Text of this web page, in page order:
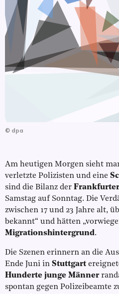
© dpa
Am heutigen Morgen sieht
verletzte Polizisten und eine
sind die Bilanz der
Samstag auf Sonntag. Die
zwischen 17 und 23 Jahre alt,
bekannt“ und hätten
Migrationshintergrund.
Die Szenen erinnern an die
Ende Juni in Stuttgart
Hunderte junge Männer
spontan gegen Polizeibeamte